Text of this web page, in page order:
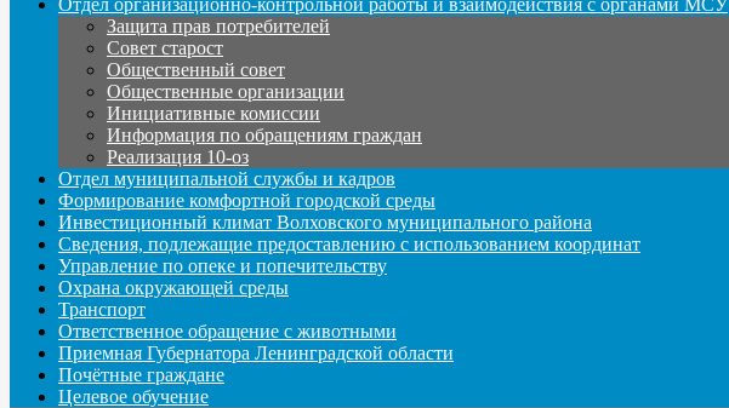
Защита прав потребителей
Совет старост
Общественный совет
Общественные организации
Инициативные комиссии
Информация по обращениям граждан
Реализация 10-оз
Отдел муниципальной службы и кадров
Формирование комфортной городской среды
Инвестиционный климат Волховского муниципального района
Сведения, подлежащие предоставлению с использованием координат
Управление по опеке и попечительству
Охрана окружающей среды
Транспорт
Ответственное обращение с животными
Приемная Губернатора Ленинградской области
Почётные граждане
Целевое обучение